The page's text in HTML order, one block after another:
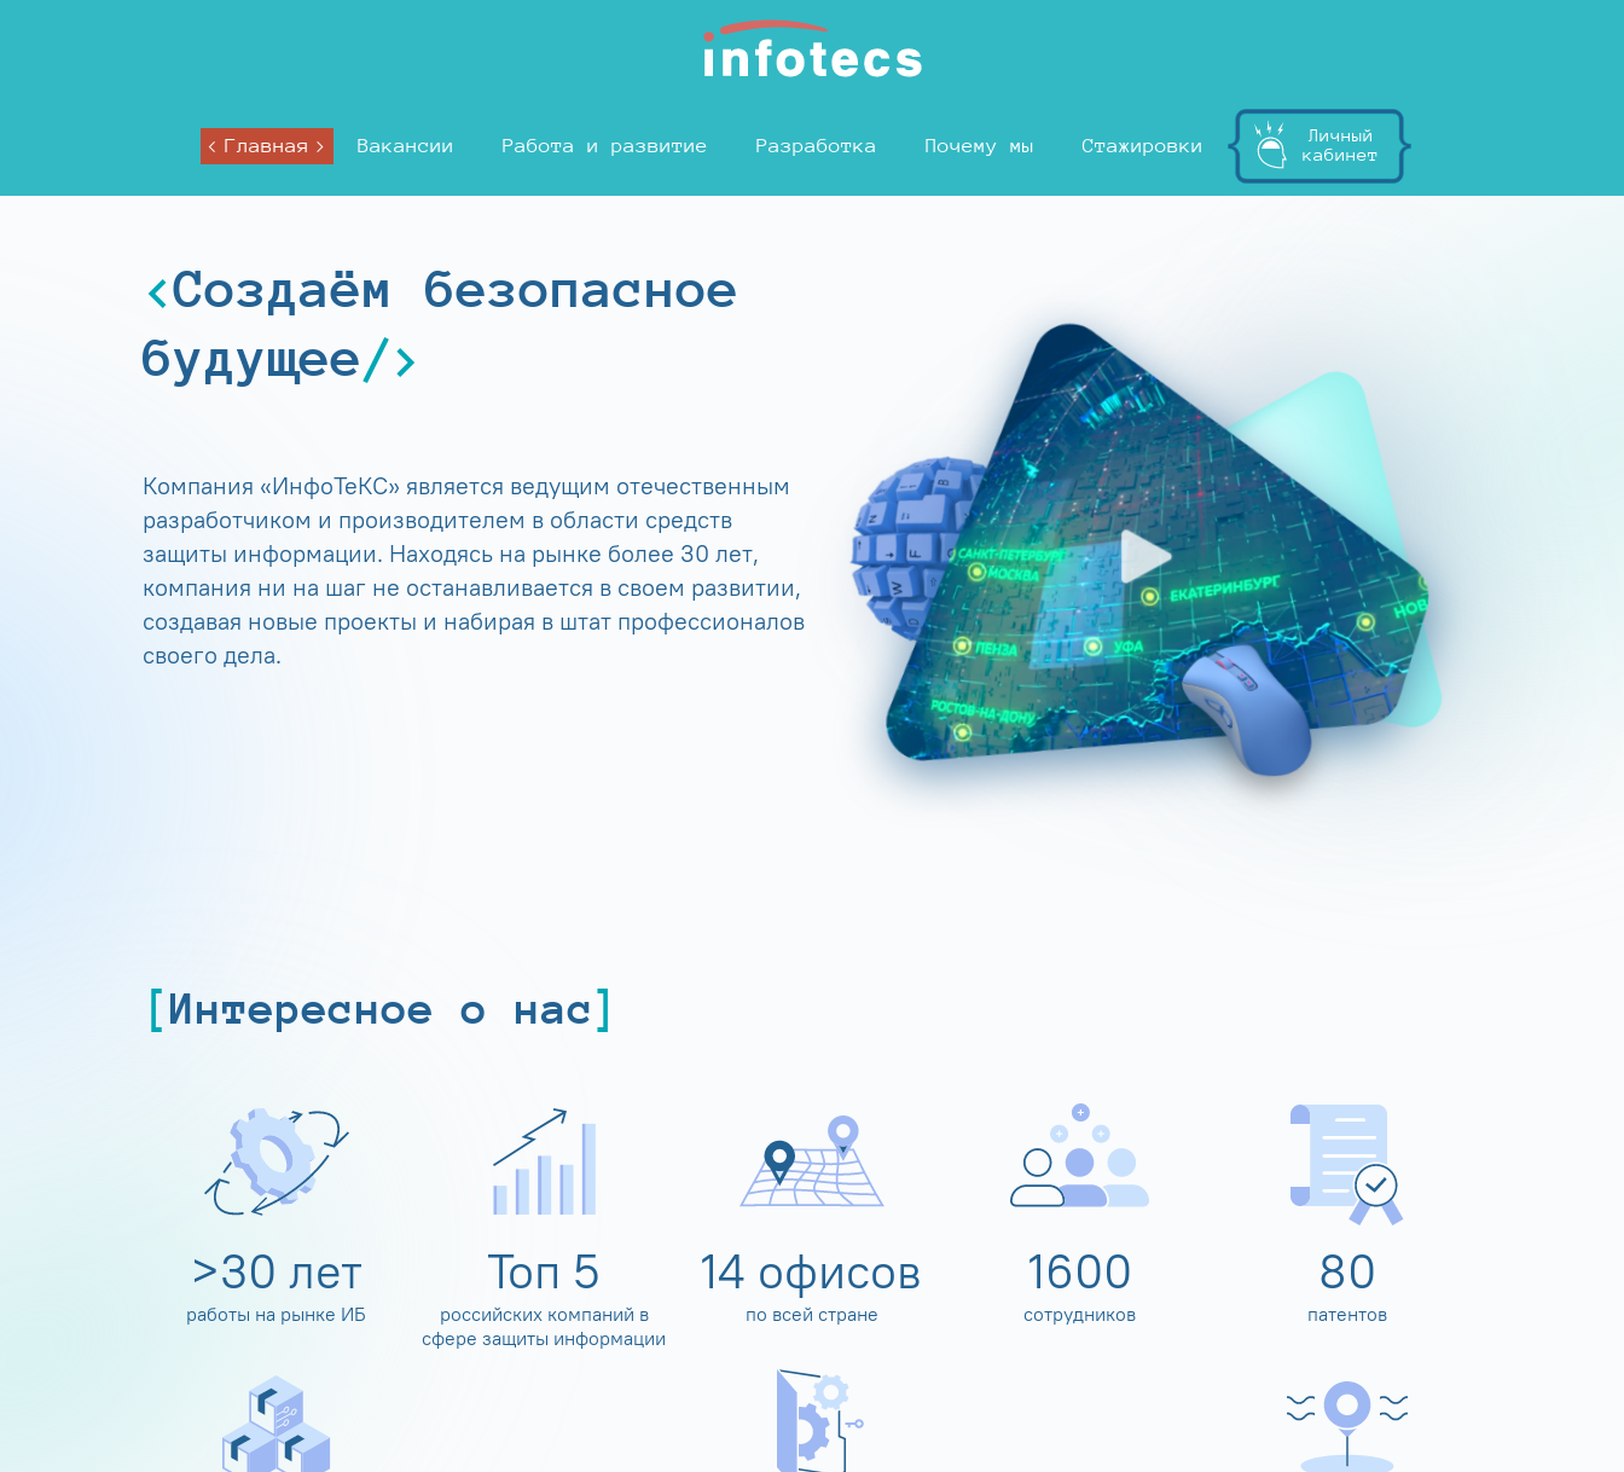
Главная Вакансии Работа и развитие Разработка Почему мы Стажировки
Личный
кабинет
Создаём безопасное
будущее
Компания «ИнфоТеКС» является ведущим отечественным
разработчиком и производителем в области средств
защиты информации. Находясь на рынке более 30 лет,
компания ни на шаг не останавливается в своем развитии,
создавая новые проекты и набирая в штат профессионалов
своего дела.
Интересное о нас
>30 лет
работы на рынке ИБ
Топ 5
российских компаний в
сфере защиты информации
14 офисов
по всей стране
1600
сотрудников
80
патентов